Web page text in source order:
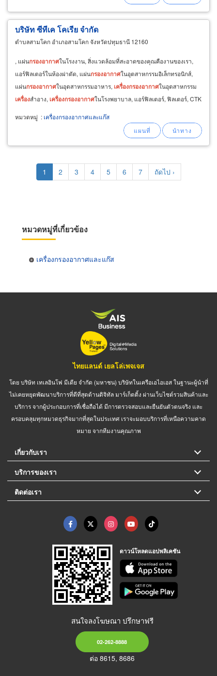
บริษัท ซีทีเค โคเรีย จำกัด
ตำบลสามโคก อำเภอสามโคก จังหวัดปทุมธานี 12160
, แผ่นกรองอากาศในโรงงาน, สิ่งแวดล้อมที่สะอาดของคุณคืองานของเรา,
แอร์ฟิลเตอร์ในห้องผ่าตัด, แผ่นกรองอากาศในอุตสาหกรรมอิเล็กทรอนิกส์,
แผ่นกรองอากาศในอุตสาหกรรมอาหาร, เครื่องกรองอากาศในอุตสาหกรรม
เครื่องสำอาง, เครื่องกรองอากาศในโรงพยาบาล, แอร์ฟิลเตอร์, ฟิลเตอร์, CTK
KOREA / CLEANT ECH KOREA / FAN FITTER UNIT
หมวดหมู่ : เครื่องกรองอากาศและแก๊ส
Pagination
Current
page
1 Page
2 Page
3 Page
4 Page
5 Page
6 Page
7
Next
page
ถัดไป ›
หมวดหมู่ที่เกี่ยวข้อง
เครื่องกรองอากาศและแก๊ส
ไทยแลนด์ เยลโล่เพจเจส
โดย บริษัท เทเลอินโฟ มีเดีย จำกัด (มหาชน) บริษัทในเครือเอไอเอส ในฐานะผู้นำที่
ไม่เคยหยุดพัฒนาบริการที่ดีที่สุดด้านดิจิทัล มาร์เก็ตติ้ง ผ่านเว็บไซต์รวมสินค้าและ
บริการ จากผู้ประกอบการที่เชื่อถือได้ มีการตรวจสอบและยืนยันตัวตนจริง และ
ครอบคลุมทุกหมวดธุรกิจมากที่สุดในประเทศ เราจะมอบบริการที่เหนือความคาด
หมาย จากทีมงานคุณภาพ
เกี่ยวกับเรา
บริการของเรา
ติดต่อเรา
ดาวน์โหลดแอปพลิเคชัน
สนใจลงโฆษณา ปรึกษาฟรี
02-262-8888
ต่อ 8615, 8686